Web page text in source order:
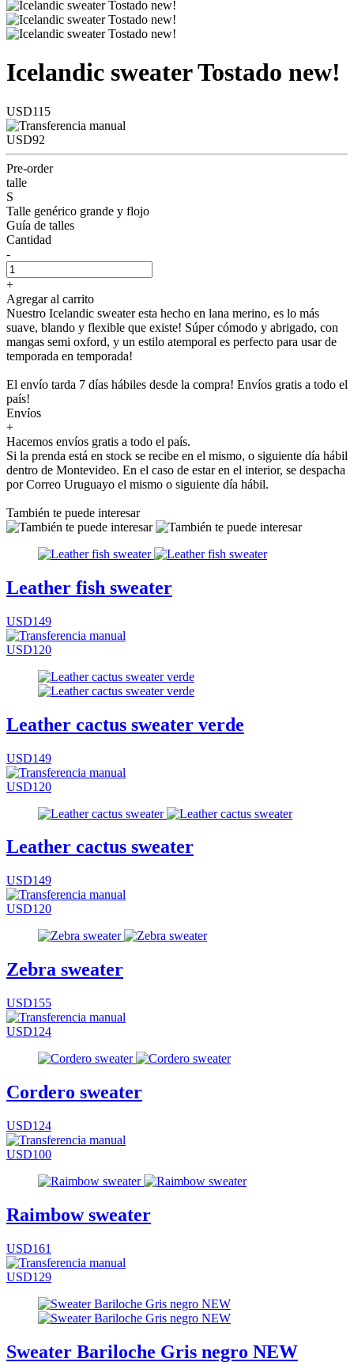
Icelandic sweater Tostado new!
USD115
USD92
Pre-order
talle
S
Talle genérico grande y flojo
Guía de talles
Cantidad
-
+
Agregar al carrito
Nuestro Icelandic sweater esta hecho en lana merino, es lo más
suave, blando y flexible que existe! Súper cómodo y abrigado, con
mangas semi oxford, y un estilo atemporal es perfecto para usar de
temporada en temporada!
El envío tarda 7 días hábiles desde la compra! Envíos gratis a todo el
país!
Envíos
+
Hacemos envíos gratis a todo el país.
Si la prenda está en stock se recibe en el mismo, o siguiente día hábil
dentro de Montevideo. En el caso de estar en el interior, se despacha
por Correo Uruguayo el mismo o siguiente día hábil.
También te puede interesar
Leather fish sweater
USD149
USD120
Leather cactus sweater verde
USD149
USD120
Leather cactus sweater
USD149
USD120
Zebra sweater
USD155
USD124
Cordero sweater
USD124
USD100
Raimbow sweater
USD161
USD129
Sweater Bariloche Gris negro NEW